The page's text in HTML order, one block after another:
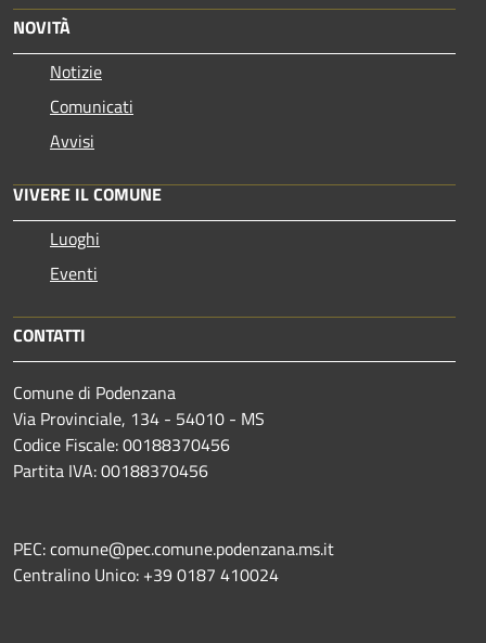
NOVITÀ
Notizie
Comunicati
Avvisi
VIVERE IL COMUNE
Luoghi
Eventi
CONTATTI
Comune di Podenzana
Via Provinciale, 134 - 54010 - MS
Codice Fiscale: 00188370456
Partita IVA: 00188370456
PEC: comune@pec.comune.podenzana.ms.it
Centralino Unico: +39 0187 410024